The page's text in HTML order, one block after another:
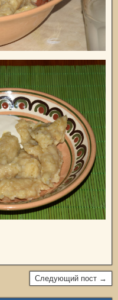
Следующий пост →